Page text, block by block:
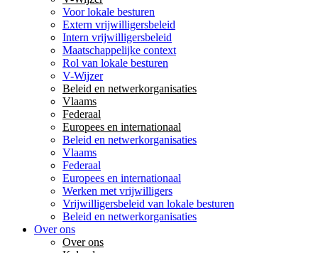
Voor lokale besturen
Extern vrijwilligersbeleid
Intern vrijwilligersbeleid
Maatschappelijke context
Rol van lokale besturen
V-Wijzer
Beleid en netwerkorganisaties
Vlaams
Federaal
Europees en internationaal
Beleid en netwerkorganisaties
Vlaams
Federaal
Europees en internationaal
Werken met vrijwilligers
Vrijwilligersbeleid van lokale besturen
Beleid en netwerkorganisaties
Over ons
Over ons